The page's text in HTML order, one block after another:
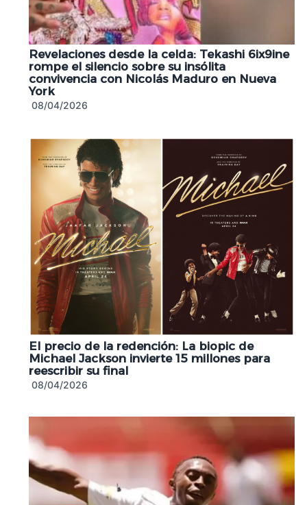
Revelaciones desde la celda: Tekashi 6ix9ine
rompe el silencio sobre su insólita
convivencia con Nicolás Maduro en Nueva
York
08/04/2026
El precio de la redención: La biopic de
Michael Jackson invierte 15 millones para
reescribir su final
08/04/2026